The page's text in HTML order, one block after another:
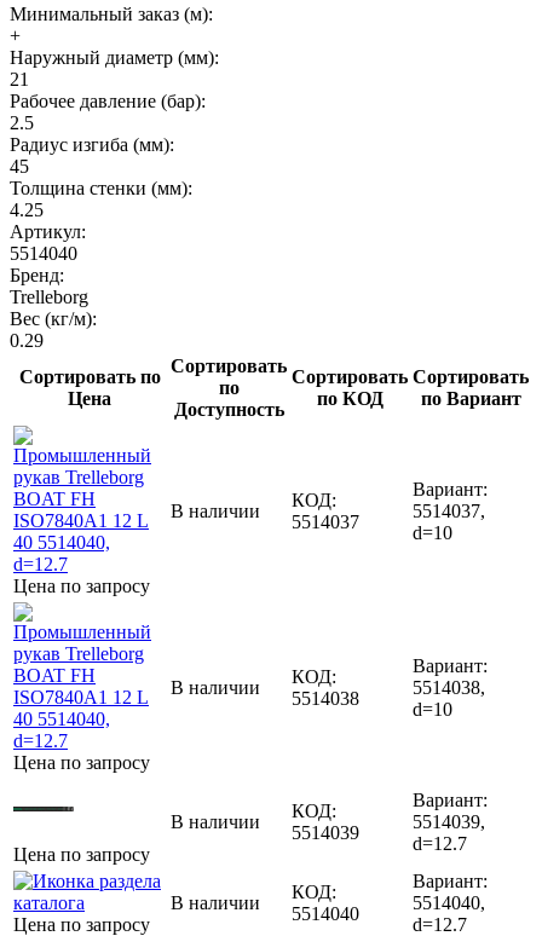
Минимальный заказ (м):
+
Наружный диаметр (мм):
21
Рабочее давление (бар):
2.5
Радиус изгиба (мм):
45
Толщина стенки (мм):
4.25
Артикул:
5514040
Бренд:
Trelleborg
Вес (кг/м):
0.29
Сортировать по
Цена
Сортировать
по
Доступность
Сортировать
по КОД
Сортировать
по Вариант
Цена по запросу
В наличии
КОД:
5514037
Вариант:
5514037,
d=10
Цена по запросу
В наличии
КОД:
5514038
Вариант:
5514038,
d=10
Цена по запросу
В наличии
КОД:
5514039
Вариант:
5514039,
d=12.7
Цена по запросу
В наличии
КОД:
5514040
Вариант:
5514040,
d=12.7